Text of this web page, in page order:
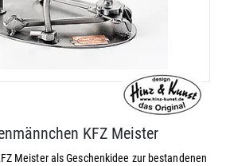
KFZ Meister
Meister als Geschenkidee zur bestandenen